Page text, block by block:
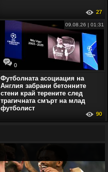
27
0
09.08.26 | 01:31
Футболната асоциация на
Англия забрани бетонните
стени край терените след
трагичната смърт на млад
футболист
90